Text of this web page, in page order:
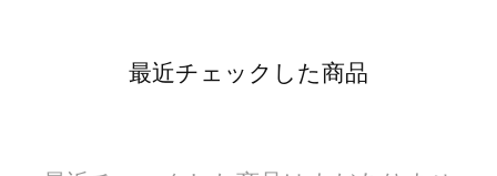
最近チェックした商品